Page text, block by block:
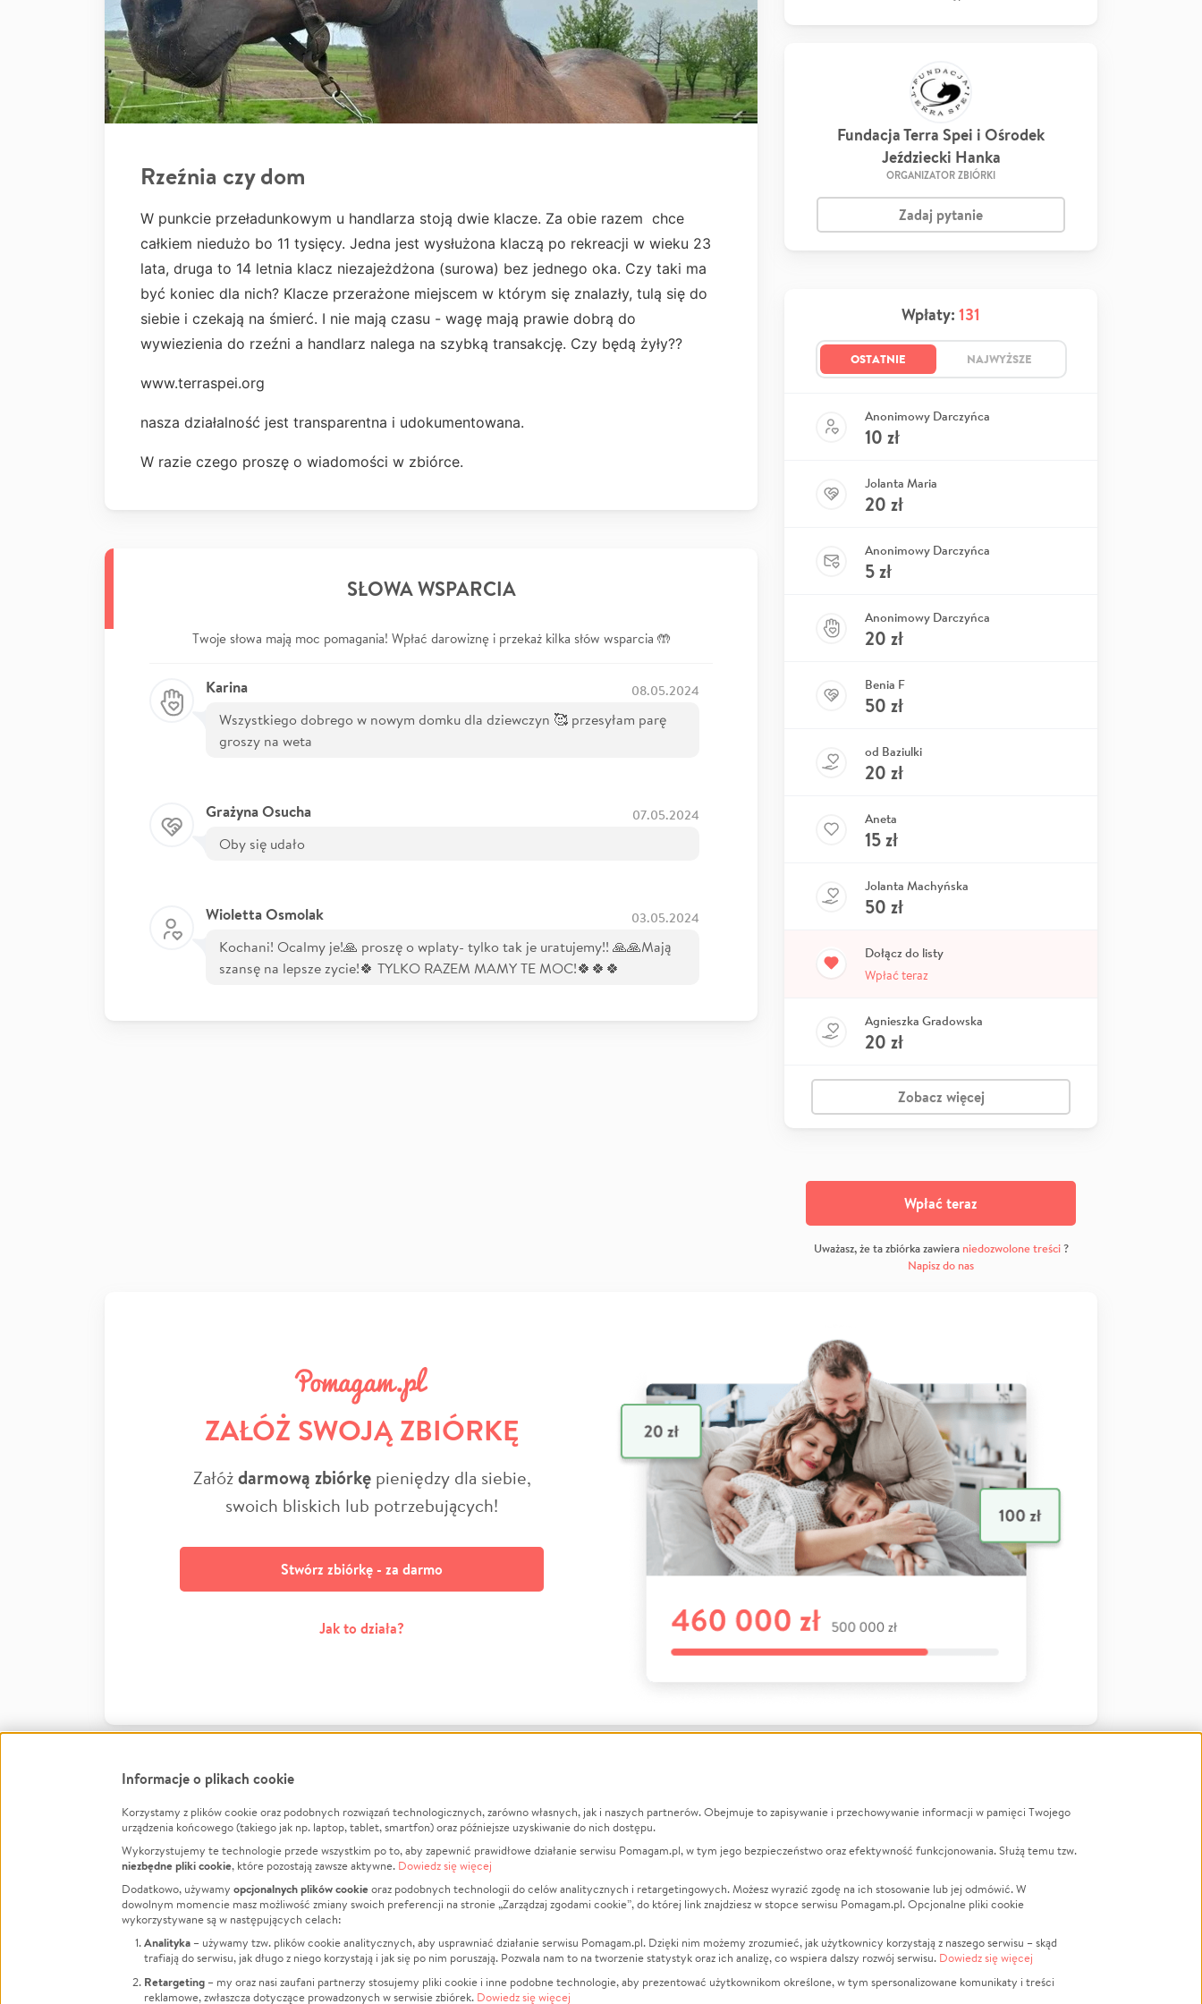
Rzeźnia czy dom
W punkcie przeładunkowym u handlarza stoją dwie klacze. Za obie razem chce
całkiem niedużo bo 11 tysięcy. Jedna jest wysłużona klaczą po rekreacji w wieku 23
lata, druga to 14 letnia klacz niezajeżdżona (surowa) bez jednego oka. Czy taki ma
być koniec dla nich? Klacze przerażone miejscem w którym się znalazły, tulą się do
siebie i czekają na śmierć. I nie mają czasu - wagę mają prawie dobrą do
wywiezienia do rzeźni a handlarz nalega na szybką transakcję. Czy będą żyły??
www.terraspei.org
nasza działalność jest transparentna i udokumentowana.
W razie czego proszę o wiadomości w zbiórce.
SŁOWA WSPARCIA
Twoje słowa mają moc pomagania! Wpłać darowiznę i przekaż kilka słów wsparcia 🤲
Karina 08.05.2024
Wszystkiego dobrego w nowym domku dla dziewczyn 🥰 przesyłam parę
groszy na weta
Grażyna Osucha 07.05.2024
Oby się udało
Wioletta Osmolak 03.05.2024
Kochani! Ocalmy je!🙏 proszę o wplaty- tylko tak je uratujemy!! 🙏🙏Mają
szansę na lepsze zycie!🍀 TYLKO RAZEM MAMY TE MOC!🍀🍀🍀
Fundacja Terra Spei i Ośrodek
Jeździecki Hanka
ORGANIZATOR ZBIÓRKI
Zadaj pytanie
Wpłaty: 131
OSTATNIE NAJWYŻSZE
Anonimowy Darczyńca
10 zł
Jolanta Maria
20 zł
Anonimowy Darczyńca
5zł
Anonimowy Darczyńca
20 zł
Benia F
50 zł
od Baziulki
20 zł
Aneta
15zł
Jolanta Machyńska
50 zł
Dołącz do listy
Wpłać teraz
Agnieszka Gradowska
20 zł
Zobacz więcej
Wpłać teraz
Uważasz, że ta zbiórka zawiera niedozwolone treści?
Napisz do nas
ZAŁÓŻ SWOJĄ ZBIÓRKĘ
Załóżdarmową zbiórkępieniędzy dla siebie,
swoich bliskich lub potrzebujących!
Stwórz zbiórkę - za darmo
Jak to działa?
FacebookTwitter Instagram
LinkedInTikTok Youtube
Informacje
Jak to działa?
Regulamin
Polityka Prywatności
Kontakt
Porównanie serwisów
Polityka plików cookie
O nas
Opinie
Raporty
Za darmo
Dla NGO
Fundacja Pomagam.pl
Zbieraj na
Leczenie
Zwierzęta
Pożar
Sport
Pomoc Finansowa
LGBTQ+
Powódź
Wichura
Religia
Edukacja
Informacje o plikach cookie
Korzystamy z plików cookie oraz podobnych rozwiązań technologicznych, zarówno własnych, jak i naszych partnerów. Obejmuje to zapisywanie i przechowywanie informacji w pamięci Twojego
urządzenia końcowego (takiego jak np. laptop, tablet, smartfon) oraz późniejsze uzyskiwanie do nich dostępu.
Wykorzystujemy te technologie przede wszystkim po to, aby zapewnić prawidłowe działanie serwisu Pomagam.pl, w tym jego bezpieczeństwo oraz efektywność funkcjonowania. Służą temu tzw.
niezbędne pliki cookie, które pozostają zawsze aktywne. Dowiedz się więcej
Dodatkowo, używamy opcjonalnych plików cookieoraz podobnych technologii do celów analitycznych i retargetingowych. Możesz wyrazić zgodę na ich stosowanie lub jej odmówić. W
dowolnym momencie masz możliwość zmiany swoich preferencji na stronie „Zarządzaj zgodami cookie”, do której link znajdziesz w stopce serwisu Pomagam.pl. Opcjonalne pliki cookie
wykorzystywane są w następujących celach:
Analityka – używamy tzw. plików cookie analitycznych, aby usprawniać działanie serwisu Pomagam.pl. Dzięki nim możemy zrozumieć, jak użytkownicy korzystają z naszego serwisu – skąd
trafiają do serwisu, jak długo z niego korzystają i jak się po nim poruszają. Pozwala nam to na tworzenie statystyk oraz ich analizę, co wspiera dalszy rozwój serwisu. Dowiedz się więcej
Retargeting – my oraz nasi zaufani partnerzy stosujemy pliki cookie i inne podobne technologie, aby prezentować użytkownikom określone, w tym spersonalizowane komunikaty i treści
reklamowe, zwłaszcza dotyczące prowadzonych w serwisie zbiórek. Dowiedz się więcej